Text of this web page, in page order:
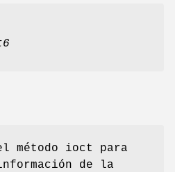
método ioct para
de la